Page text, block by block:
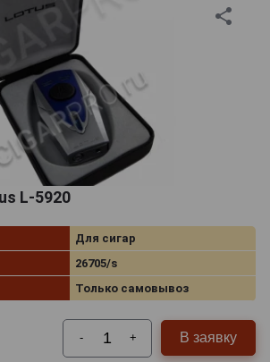
L-5920
Для сигар
26705/s
Только самовывоз
- + В заявку